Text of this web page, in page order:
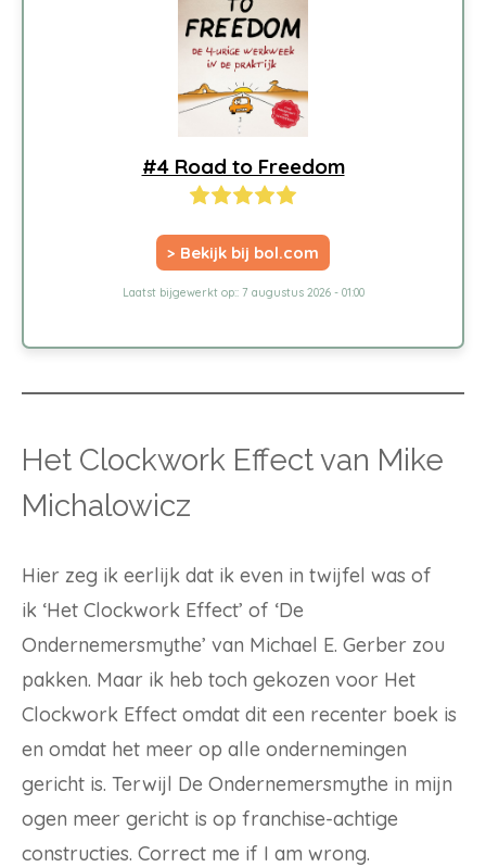
#4 Road to Freedom
> Bekijk bij bol.com
Laatst bijgewerkt op:: 7 augustus 2026 - 01:00
Het Clockwork Effect van Mike
Michalowicz
Hier zeg ik eerlijk dat ik even in twijfel was of
ik ‘Het Clockwork Effect’ of ‘De
Ondernemersmythe’ van Michael E. Gerber zou
pakken. Maar ik heb toch gekozen voor Het
Clockwork Effect omdat dit een recenter boek is
en omdat het meer op alle ondernemingen
gericht is. Terwijl De Ondernemersmythe in mijn
ogen meer gericht is op franchise-achtige
constructies. Correct me if I am wrong.